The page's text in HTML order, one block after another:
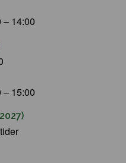
– 14:00
– 15:00